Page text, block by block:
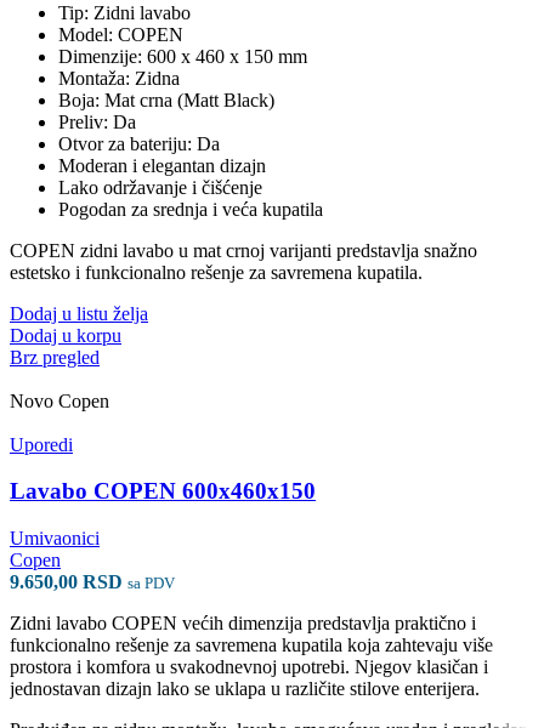
Tip: Zidni lavabo
Model: COPEN
Dimenzije: 600 x 460 x 150 mm
Montaža: Zidna
Boja: Mat crna (Matt Black)
Preliv: Da
Otvor za bateriju: Da
Moderan i elegantan dizajn
Lako održavanje i čišćenje
Pogodan za srednja i veća kupatila
COPEN zidni lavabo u mat crnoj varijanti predstavlja snažno
estetsko i funkcionalno rešenje za savremena kupatila.
Dodaj u listu želja
Dodaj u korpu
Brz pregled
Novo Copen
Uporedi
Lavabo COPEN 600x460x150
Umivaonici
Copen
9.650,00 RSD sa PDV
Zidni lavabo COPEN većih dimenzija predstavlja praktično i
funkcionalno rešenje za savremena kupatila koja zahtevaju više
prostora i komfora u svakodnevnoj upotrebi. Njegov klasičan i
jednostavan dizajn lako se uklapa u različite stilove enterijera.